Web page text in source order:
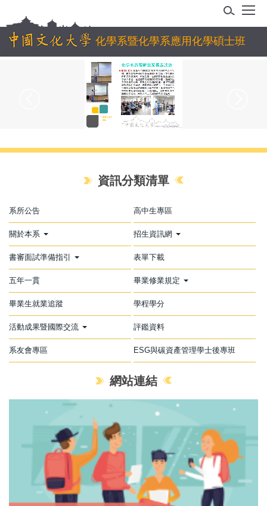
到
主
化學系暨化學系應用化學碩士班
資訊分類清單
系所公告 高中生專區
關於本系 招生資訊網
書審面試準備指引 表單下載
五年一貫 畢業修業規定
畢業生就業追蹤 學程學分
活動成果暨國際交流 評鑑資料
系友會專區 ESG與碳資產管理學士後專班
網站連結